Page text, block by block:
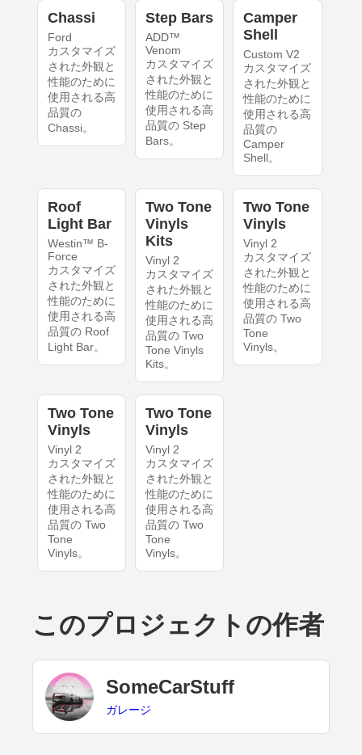
Chassi
Ford
カスタマイズ
された外観と
性能のために
使用される高
品質の
Chassi。
Step Bars
ADD™
Venom
カスタマイズ
された外観と
性能のために
使用される高
品質の Step
Bars。
Camper
Shell
Custom V2
カスタマイズ
された外観と
性能のために
使用される高
品質の
Camper
Shell。
Roof
Light Bar
Westin™ B-
Force
カスタマイズ
された外観と
性能のために
使用される高
品質の Roof
Light Bar。
Two Tone
Vinyls
Kits
Vinyl 2
カスタマイズ
された外観と
性能のために
使用される高
品質の Two
Tone Vinyls
Kits。
Two Tone
Vinyls
Vinyl 2
カスタマイズ
された外観と
性能のために
使用される高
品質の Two
Tone
Vinyls。
Two Tone
Vinyls
Vinyl 2
カスタマイズ
された外観と
性能のために
使用される高
品質の Two
Tone
Vinyls。
Two Tone
Vinyls
Vinyl 2
カスタマイズ
された外観と
性能のために
使用される高
品質の Two
Tone
Vinyls。
このプロジェクトの作者
SomeCarStuff
ガレージ